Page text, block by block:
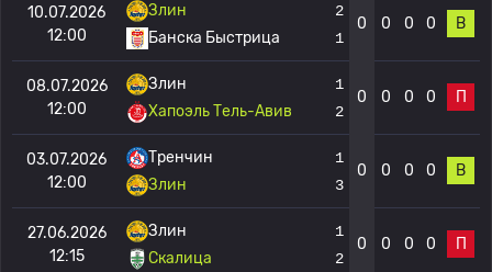
10.07.2026
12:00
Злин
Банска Быстрица
2
1
0 0 0 0 В
08.07.2026
12:00
Злин
Хапоэль Тель-Авив
1
2
0 0 0 0 П
03.07.2026
12:00
Тренчин
Злин
1
3
0 0 0 0 В
27.06.2026
12:15
Злин
Скалица
1
2
0 0 0 0 П